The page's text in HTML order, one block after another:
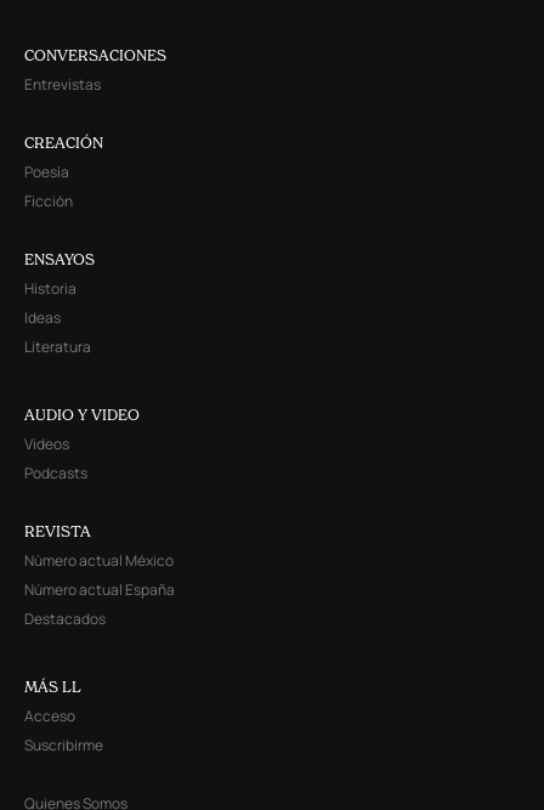
CONVERSACIONES
Entrevistas
CREACIÓN
Poesía
Ficción
ENSAYOS
Historia
Ideas
Literatura
AUDIO Y VIDEO
Videos
Podcasts
REVISTA
Número actual México
Número actual España
Destacados
MÁS LL
Acceso
Suscribirme
Quienes Somos